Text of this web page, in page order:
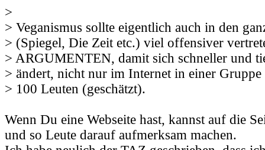
>
> Veganismus sollte eigentlich auch in den
> (Spiegel, Die Zeit etc.) viel offensiver
> ARGUMENTEN, damit sich schneller und
> ändert, nicht nur im Internet in einer
> 100 Leuten (geschätzt).
Wenn Du eine Webseite hast, kannst auf die
und so Leute darauf aufmerksam machen.